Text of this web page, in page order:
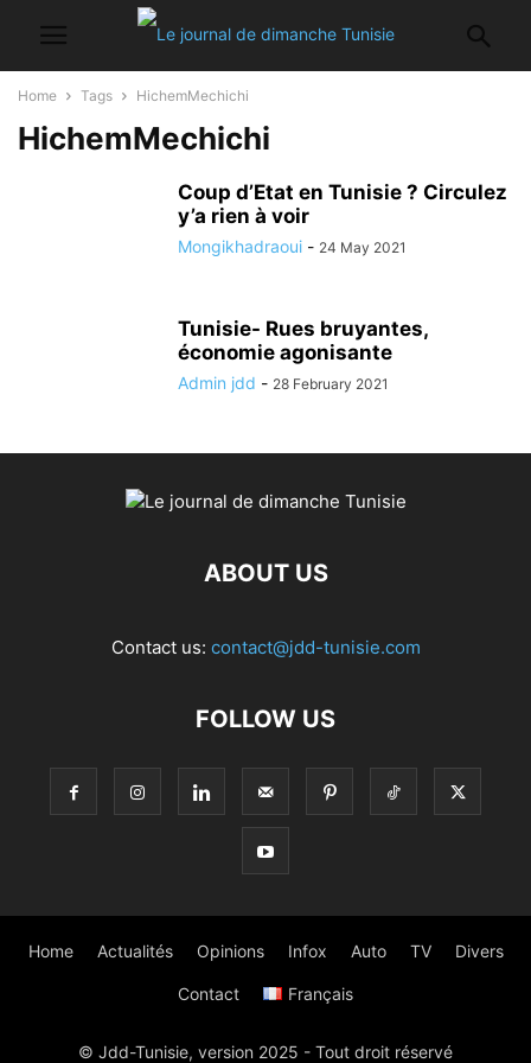
Home Tags HichemMechichi
HichemMechichi
Coup d’Etat en Tunisie ? Circulez
y’a rien à voir
Mongikhadraoui - 24 May 2021
Tunisie- Rues bruyantes,
économie agonisante
Admin jdd - 28 February 2021
ABOUT US
Contact us: contact@jdd-tunisie.com
FOLLOW US
Home Actualités Opinions Infox Auto TV Divers
Contact Français
© Jdd-Tunisie, version 2025 - Tout droit réservé